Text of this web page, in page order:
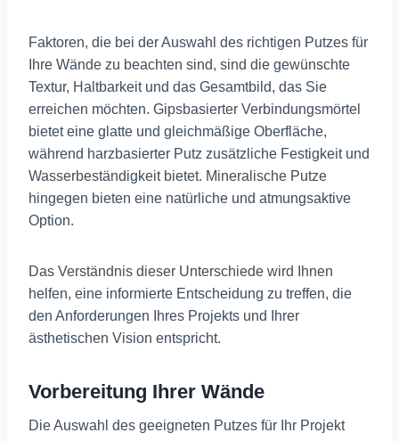
Faktoren, die bei der Auswahl des richtigen Putzes für
Ihre Wände zu beachten sind, sind die gewünschte
Textur, Haltbarkeit und das Gesamtbild, das Sie
erreichen möchten. Gipsbasierter Verbindungsmörtel
bietet eine glatte und gleichmäßige Oberfläche,
während harzbasierter Putz zusätzliche Festigkeit und
Wasserbeständigkeit bietet. Mineralische Putze
hingegen bieten eine natürliche und atmungsaktive
Option.
Das Verständnis dieser Unterschiede wird Ihnen
helfen, eine informierte Entscheidung zu treffen, die
den Anforderungen Ihres Projekts und Ihrer
ästhetischen Vision entspricht.
Vorbereitung Ihrer Wände
Die Auswahl des geeigneten Putzes für Ihr Projekt